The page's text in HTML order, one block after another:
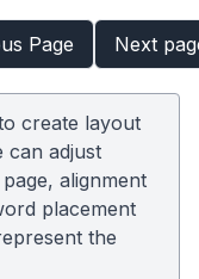
Page Next
create layout
can adjust
alignment
placement
the